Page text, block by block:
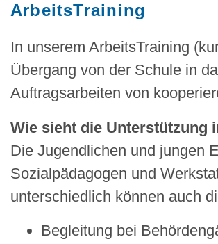
ArbeitsTraining
In unserem ArbeitsTraining
Übergang von der Schule in
Auftragsarbeiten von
Wie sieht die Unterstützung
Die Jugendlichen und jungen
Sozialpädagogen und
unterschiedlich können auch
Begleitung bei